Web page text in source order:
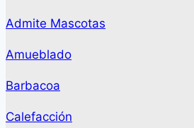
Admite Mascotas
Amueblado
Barbacoa
Calefacción